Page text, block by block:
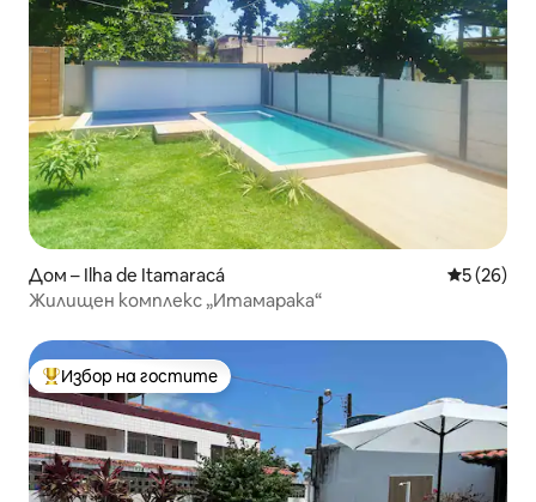
Дом – Ilha de Itamaracá Средна
5 (26)
Жилищен комплекс „Итамарака“
Най-популярен избор на гостите
Избор на гостите